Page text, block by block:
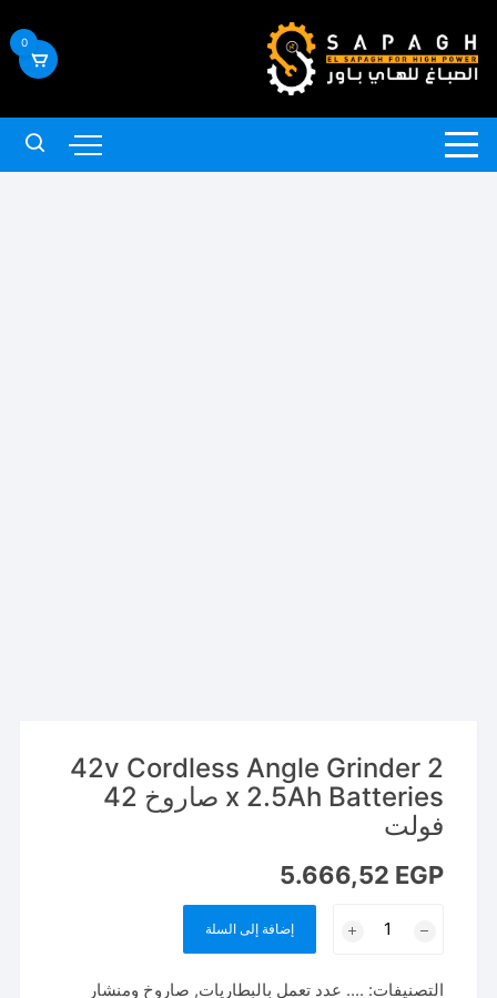
إلى
المحتوى
0
42v Cordless Angle Grinder 2
x 2.5Ah Batteries صاروخ 42
فولت
5.666,52 EGP
إضافة إلى السلة
التصنيفات: .... عدد تعمل بالبطاريات, صاروخ ومنشار